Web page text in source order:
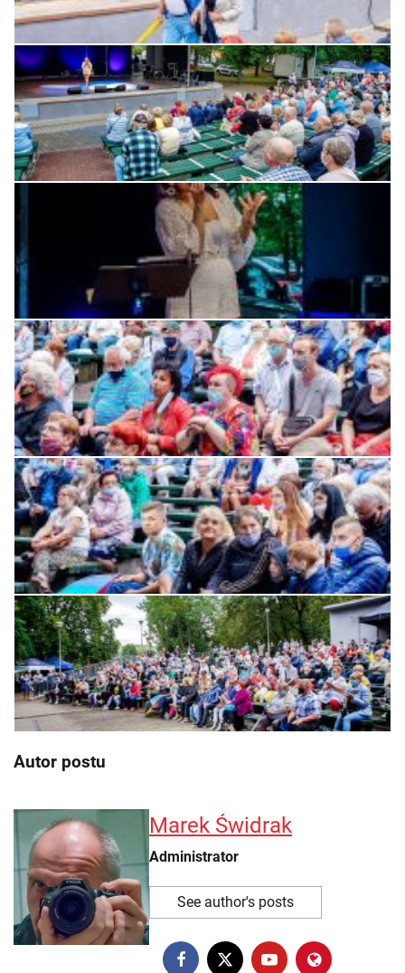
Autor postu
Marek Świdrak
Administrator
See author's posts